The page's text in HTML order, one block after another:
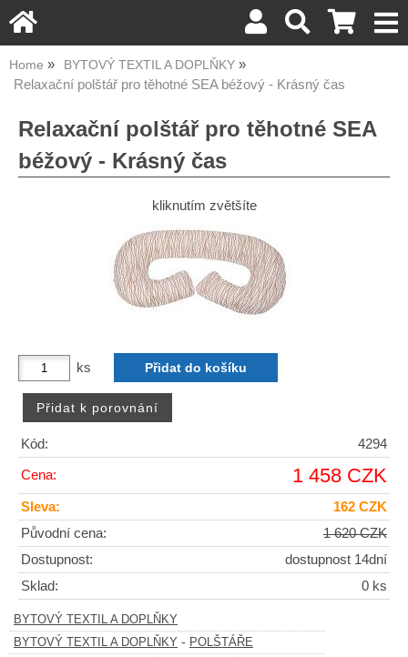
Home BYTOVÝ TEXTIL A DOPLŇKY
Relaxační polštář pro těhotné SEA béžový - Krásný čas
Relaxační polštář pro těhotné SEA
béžový - Krásný čas
kliknutím zvětšíte
ks
Kód: 4294
Cena: 1 458 CZK
Sleva:
162 CZK
Původní cena:
1 620 CZK
Dostupnost:
dostupnost 14dní
Sklad:
0 ks
BYTOVÝ TEXTIL A DOPLŇKY
BYTOVÝ TEXTIL A DOPLŇKY - POLŠTÁŘE